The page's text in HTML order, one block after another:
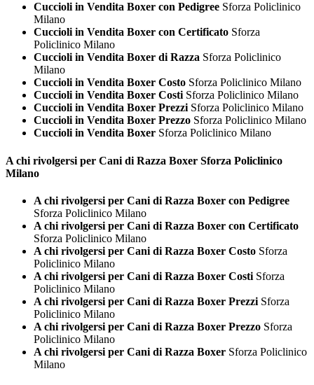
Cuccioli in Vendita Boxer con Pedigree Sforza Policlinico
Milano
Cuccioli in Vendita Boxer con Certificato Sforza
Policlinico Milano
Cuccioli in Vendita Boxer di Razza Sforza Policlinico
Milano
Cuccioli in Vendita Boxer Costo Sforza Policlinico Milano
Cuccioli in Vendita Boxer Costi Sforza Policlinico Milano
Cuccioli in Vendita Boxer Prezzi Sforza Policlinico Milano
Cuccioli in Vendita Boxer Prezzo Sforza Policlinico Milano
Cuccioli in Vendita Boxer Sforza Policlinico Milano
A chi rivolgersi per Cani di Razza Boxer Sforza Policlinico
Milano
A chi rivolgersi per Cani di Razza Boxer con Pedigree
Sforza Policlinico Milano
A chi rivolgersi per Cani di Razza Boxer con Certificato
Sforza Policlinico Milano
A chi rivolgersi per Cani di Razza Boxer Costo Sforza
Policlinico Milano
A chi rivolgersi per Cani di Razza Boxer Costi Sforza
Policlinico Milano
A chi rivolgersi per Cani di Razza Boxer Prezzi Sforza
Policlinico Milano
A chi rivolgersi per Cani di Razza Boxer Prezzo Sforza
Policlinico Milano
A chi rivolgersi per Cani di Razza Boxer Sforza Policlinico
Milano